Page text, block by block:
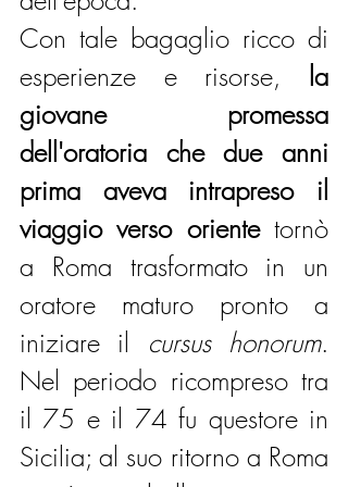
Con tale bagaglio ricco di
esperienze e risorse,
la
giovane promessa
dell'oratoria che due anni
prima aveva intrapreso il
viaggio verso oriente tornò
a Roma trasformato in un
oratore maturo pronto a
iniziare il cursus honorum.
Nel periodo ricompreso tra
il 75 e il 74 fu questore in
Sicilia; al suo ritorno a Roma